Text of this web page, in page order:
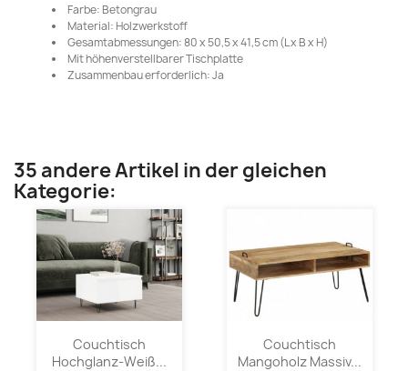
Farbe: Betongrau
Material: Holzwerkstoff
Gesamtabmessungen: 80 x 50,5 x 41,5 cm (L x B x H)
Mit höhenverstellbarer Tischplatte
Zusammenbau erforderlich: Ja
35 andere Artikel in der gleichen
Kategorie:
Couchtisch
Hochglanz-Weiß...
Couchtisch
Mangoholz Massiv...